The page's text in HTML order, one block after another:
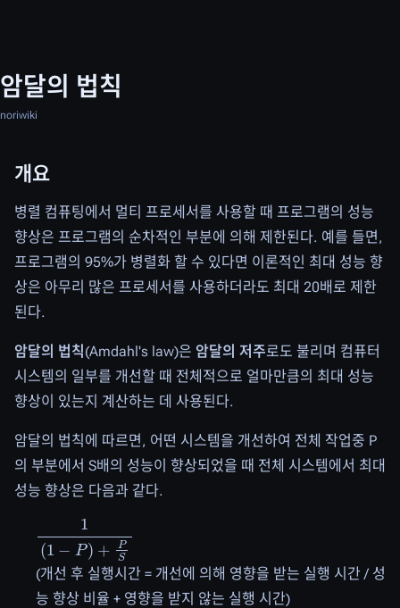
암달의 법칙
noriwiki
개요
병렬 컴퓨팅에서 멀티 프로세서를 사용할 때 프로그램의 성능
향상은 프로그램의 순차적인 부분에 의해 제한된다. 예를 들면,
프로그램의 95%가 병렬화 할 수 있다면 이론적인 최대 성능 향
상은 아무리 많은 프로세서를 사용하더라도 최대 20배로 제한
된다.
암달의 법칙(Amdahl's law)은 암달의 저주로도 불리며 컴퓨터
시스템의 일부를 개선할 때 전체적으로 얼마만큼의 최대 성능
향상이 있는지 계산하는 데 사용된다.
암달의 법칙에 따르면, 어떤 시스템을 개선하여 전체 작업중 P
의 부분에서 S배의 성능이 향상되었을 때 전체 시스템에서 최대
성능 향상은 다음과 같다.
)+
(개선 후 실행시간 = 개선에 의해 영향을 받는 실행 시간 / 성
능 향상 비율 + 영향을 받지 않는 실행 시간)